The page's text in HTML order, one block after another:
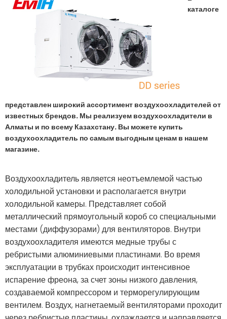
каталоге
представлен широкий ассортимент воздухоохладителей от
известных брендов. Мы реализуем воздухоохладители в
Алматы и по всему Казахстану. Вы можете купить
воздухоохладитель по самым выгодным ценам в нашем
магазине.
Воздухоохладитель является неотъемлемой частью
холодильной установки и располагается внутри
холодильной камеры. Представляет собой
металлический прямоугольный короб со специальными
местами (диффузорами) для вентиляторов. Внутри
воздухоохладителя имеются медные трубы с
ребристыми алюминиевыми пластинами. Во время
эксплуатации в трубках происходит интенсивное
испарение фреона, за счет зоны низкого давления,
создаваемой компрессором и терморегулирующим
вентилем. Воздух, нагнетаемый вентиляторами проходит